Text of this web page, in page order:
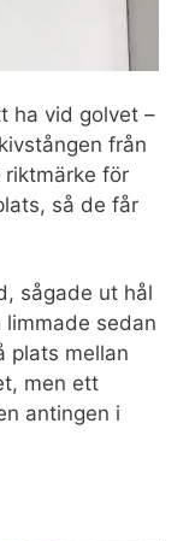
ha vid golvet –
från
för
så de får
sågade ut hål
limmade sedan
plats mellan
men ett
antingen i